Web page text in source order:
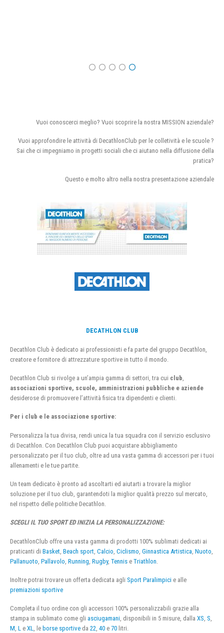
Vuoi conoscerci meglio? Vuoi scoprire la nostra MISSION aziendale?
Vuoi approfondire le attività di DecathlonClub per le colletività e le scuole ?
Sai che ci impegniamo in progetti sociali che ci aiutano nella diffusione della
pratica?
Questo e molto altro nella nostra presentazione aziendale
DECATHLON CLUB
Decathlon Club è dedicato ai professionisti e fa parte del gruppo Decathlon,
creatore e fornitore di attrezzature sportive in tutto il mondo.
Decathlon Club si rivolge a un’ampia gamma di settori, tra cui club
associazioni sportive, scuole, amministrazioni pubbliche e aziende
desiderose di promuovere l’attività fisica tra dipendenti e clienti.
Per i club e le associazione sportive:
Personalizza la tua divisa, rendi unica la tua squadra con il servizio esclusivo
di Decathlon. Con Decathlon Club puoi acquistare abbigliamento
personalizzato per il tuo club, oltre ad una vasta gamma di accessori per i tuoi
allenamenti e le tue partite.
Un team dedicato è pronto ad ascoltarti ed aiutarti a trovare la miglior
soluzione per il tuo club, garantendoti la miglior qualità prezzo sul mercato,
nel rispetto delle politiche Decathlon.
SCEGLI IL TUO SPORT ED INIZIA LA PERSONALIZZAZIONE:
DecathlonClub offre una vasta gamma di prodotti 100% sublimati dedicati ai
praticanti di Basket Beach sport Calcio Ciclismo Ginnastica Artistica Nuoto
Pallanuoto Pallavolo Running Rugby, Tennis e Triathlon
Inoltre potrai trovare un offerta dedicata agli Sport Paralimpici e alle
premiazioni sportive
Completa il tuo ordine con gli accessori 100% personalizzabili grazie alla
stampa in sublimato come gli asciugamani, disponibili in 5 misure, dalla XS, S,
M, L e XL, le borse sportive da 22, 40 e 70 litri.